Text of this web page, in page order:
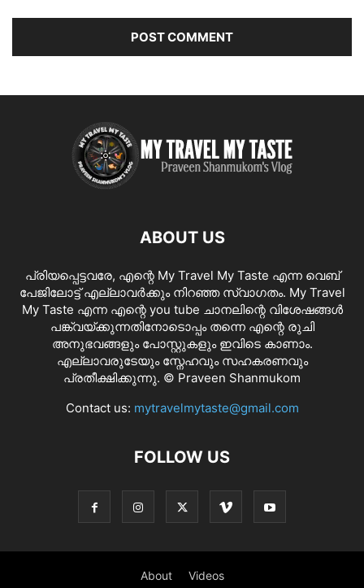
ABOUT US
പ്രിയപ്പെട്ടവരേ, എന്റെ My Travel My Taste എന്ന വെബ്
പേജിലോട്ട് എല്ലാവർക്കും നിറഞ്ഞ സ്വാഗതം. My Travel
My Taste എന്ന എന്റെ you tube ചാനലിന്റെ വിശേഷങ്ങൾ
പങ്ക്വയ്ക്കുന്നതിനോടൊപ്പം തന്നെ എന്റെ രുചി
അനുഭവങ്ങളും പോസ്റ്റുകളും ഇവിടെ കാണാം.
എല്ലാവരുടേയും സ്നേഹവും സഹകരണവും
പ്രതീക്ഷിക്കുന്നു. © Praveen Shanmukom
Contact us: mytravelmytaste@gmail.com
FOLLOW US
About Videos